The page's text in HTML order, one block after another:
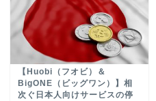
【Huobi（フオビ）＆
BigONE（ビッグワン）】相
次ぐ日本人向けサービスの停